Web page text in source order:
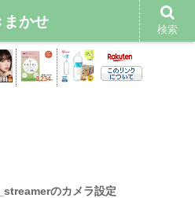
のカメラ設定
まかせ 検索